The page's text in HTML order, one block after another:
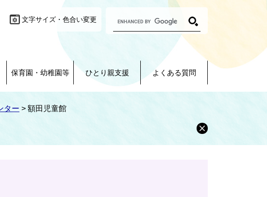
文字サイズ・色合い変更
o
ス
ム
保育園・幼稚園等 ひとり親支援 よくある質問
ター > 額田児童館